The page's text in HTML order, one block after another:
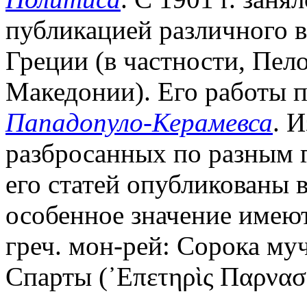
публикацией различного
Греции (в частности,
Македонии). Его работы
Пападопуло-Керамевса.
разбросанных по разным
его статей
особенное значение
греч. мон-рей: Сорока
Спарты (᾿Επετηρὶς